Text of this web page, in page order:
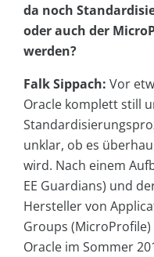
da noch
oder auch der
werden?
Falk Sippach: Vor
Oracle komplett still
unklar, ob es
wird. Nach einem
EE Guardians) und
Hersteller von
Groups
Oracle im Sommer